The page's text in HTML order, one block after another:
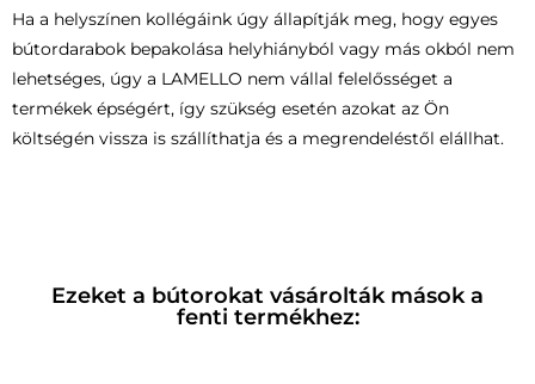
Ha a helyszínen kollégáink úgy állapítják meg, hogy egyes
bútordarabok bepakolása helyhiányból vagy más okból nem
lehetséges, úgy a LAMELLO nem vállal felelősséget a
termékek épségért, így szükség esetén azokat az Ön
költségén vissza is szállíthatja és a megrendeléstől elállhat.
Ezeket a bútorokat vásárolták mások a
fenti termékhez: